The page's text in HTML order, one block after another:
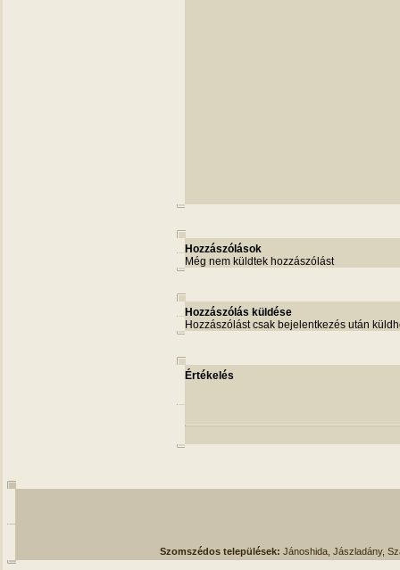
Hozzászólások
Még nem küldtek hozzászólást
Hozzászólás küldése
Hozzászólást csak bejelentkezés után
Értékelés
Szomszédos települések: Jánoshida, Jászladány,